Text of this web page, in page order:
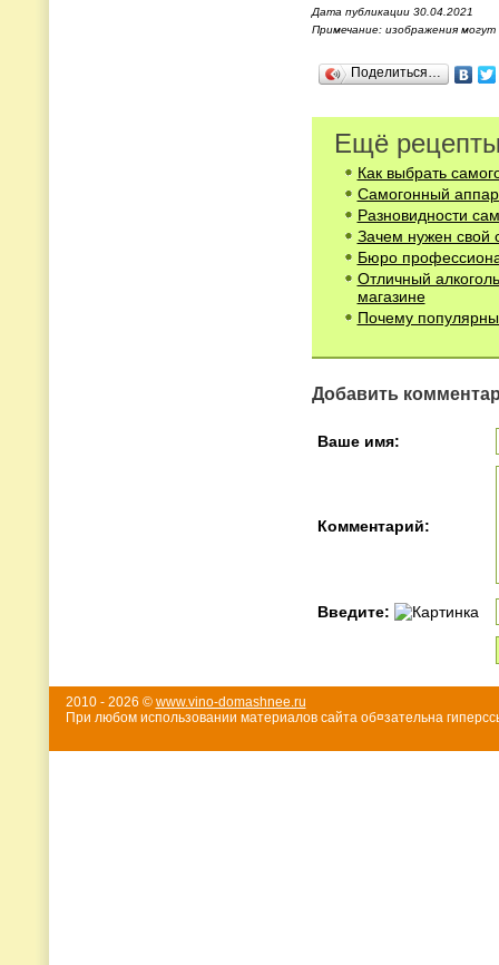
Дата публикации 30.04.2021
Примечание: изображения
Поделиться…
Ещё
Как выбрать
Самогонный
Разновидности
Зачем нужен свой
Бюро
Отличный
магазине
Почему
Добавить
Ваше имя:
Комментарий:
Введите:
2010 - 2026 © www.vino-domashnee.ru
При любом использовании материалов сайта об¤зательна